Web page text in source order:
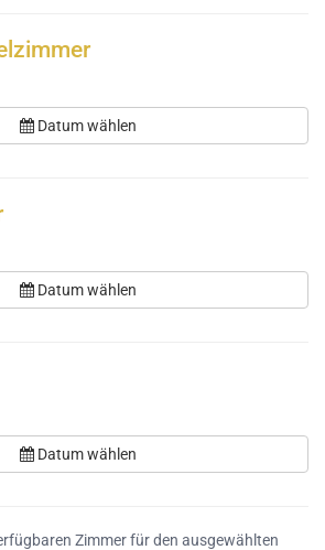
Datum wählen
Datum wählen
Datum wählen
Zimmer für den ausgewählten